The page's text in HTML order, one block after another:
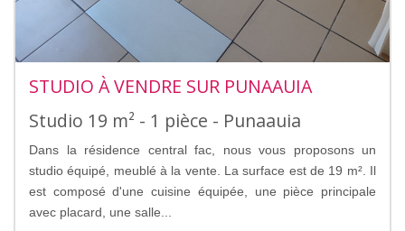
STUDIO À VENDRE SUR PUNAAUIA
Studio 19 m² - 1 pièce - Punaauia
Dans la résidence central fac, nous vous proposons un
studio équipé, meublé à la vente. La surface est de 19 m². Il
est composé d'une cuisine équipée, une pièce principale
avec placard, une salle...